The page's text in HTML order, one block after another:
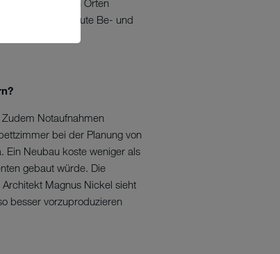
ausgewiesenen Orten
er zudem eine gute Be- und
Notaufnahmen
bei der Planung von
Ein Neubau koste weniger als
gebaut würde. Die
Magnus Nickel sieht
besser vorzuproduzieren